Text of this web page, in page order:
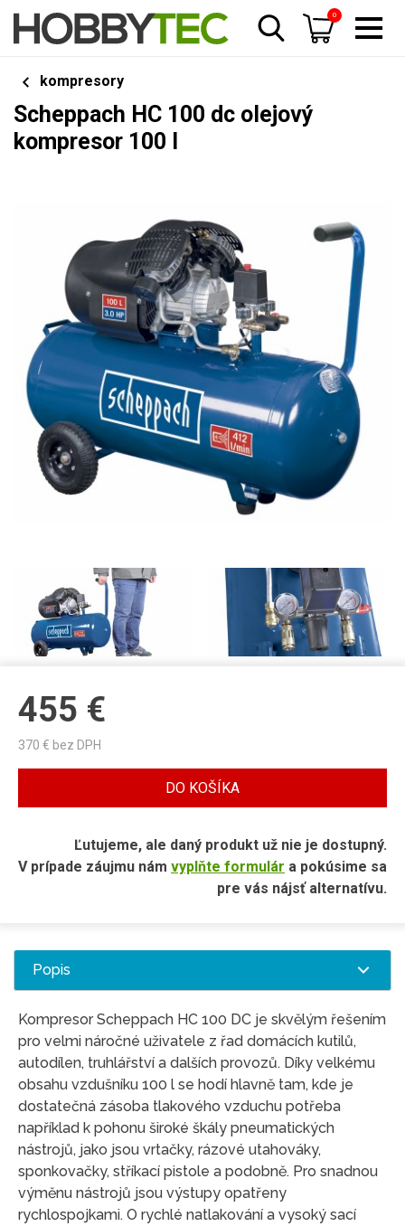
0
kompresory
Scheppach HC 100 dc olejový
kompresor 100 l
455 €
370 € bez DPH
DO KOŠÍKA
Ľutujeme, ale daný produkt už nie je dostupný.
V prípade záujmu nám vyplňte formulár a pokúsime sa
pre vás nájsť alternatívu.
Popis
Kompresor Scheppach HC 100 DC je skvělým řešením
pro velmi náročné uživatele z řad domácích kutilů,
autodílen, truhlářství a dalších provozů. Díky velkému
obsahu vzdušníku 100 l se hodí hlavně tam, kde je
dostatečná zásoba tlakového vzduchu potřeba
například k pohonu široké škály pneumatických
nástrojů, jako jsou vrtačky, rázové utahováky,
sponkovačky, stříkací pistole a podobně. Pro snadnou
výměnu nástrojů jsou výstupy opatřeny
rychlospojkami. O rychlé natlakování a vysoký sací